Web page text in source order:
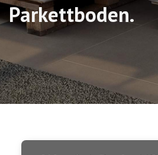
Parkettboden.